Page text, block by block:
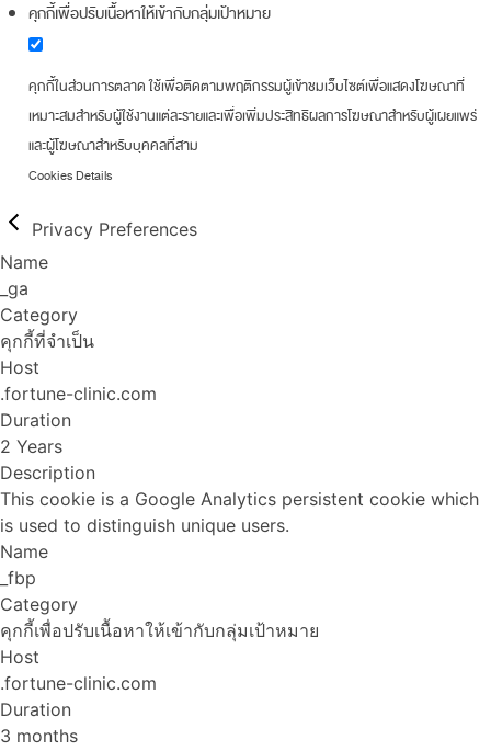
คุกกี้เพื่อปรับเนื้อหาให้เข้ากับกลุ่มเป้าหมาย
คุกกี้ในส่วนการตลาด ใช้เพื่อติดตามพฤติกรรมผู้เข้าชมเว็บไซต์เพื่อแสดงโฆษณาที่
เหมาะสมสำหรับผู้ใช้งานแต่ละรายและเพื่อเพิ่มประสิทธิผลการโฆษณาสำหรับผู้เผยแพร่
และผู้โฆษณาสำหรับบุคคลที่สาม
Cookies Details
Privacy Preferences
Name
_ga
Category
คุกกี้ที่จำเป็น
Host
.fortune-clinic.com
Duration
2 Years
Description
This cookie is a Google Analytics persistent cookie which
is used to distinguish unique users.
Name
_fbp
Category
คุกกี้เพื่อปรับเนื้อหาให้เข้ากับกลุ่มเป้าหมาย
Host
.fortune-clinic.com
Duration
3 months